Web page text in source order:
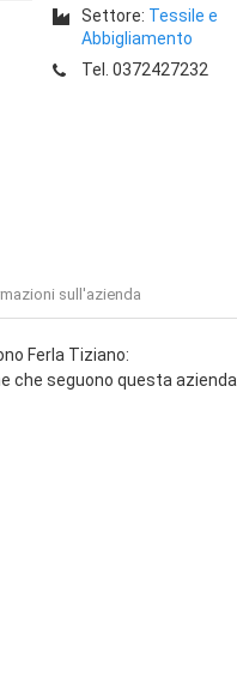
Settore: Tessile e
Abbigliamento
Tel. 0372427232
sull'azienda
Ferla Tiziano:
che seguono questa azienda